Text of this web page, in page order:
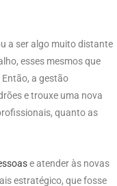
a ser algo muito distante
esses mesmos que
a gestão
e trouxe uma nova
quanto as
e atender às novas
estratégico, que fosse